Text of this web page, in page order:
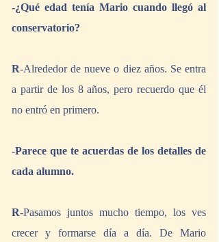
-¿Qué edad tenía Mario cuando llegó al
conservatorio?
R-Alrededor de nueve o diez años. Se entra
a partir de los 8 años, pero recuerdo que él
no entró en primero.
-Parece que te acuerdas de los detalles de
cada alumno.
R-Pasamos juntos mucho tiempo, los ves
crecer y formarse día a día. De Mario